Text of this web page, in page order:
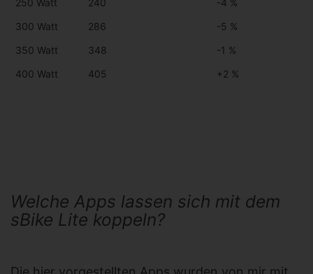
300 Watt
286
-5 %
350 Watt
348
-1 %
400 Watt
405 +2 %
Welche Apps lassen sich mit dem
sBike Lite koppeln?